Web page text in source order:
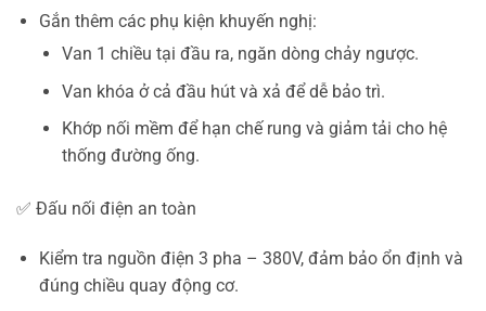
Gắn thêm các phụ kiện khuyến nghị:
Van 1 chiều tại đầu ra, ngăn dòng chảy ngược.
Van khóa ở cả đầu hút và xả để dễ bảo trì.
Khớp nối mềm để hạn chế rung và giảm tải cho hệ
thống đường ống.
✅ Đấu nối điện an toàn
Kiểm tra nguồn điện 3 pha – 380V, đảm bảo ổn định và
đúng chiều quay động cơ.